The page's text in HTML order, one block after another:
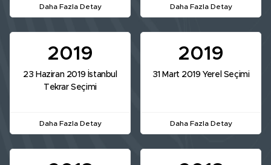
Daha Fazla Detay Daha Fazla Detay
2019
23 Haziran 2019 İstanbul
Tekrar Seçimi
Daha Fazla Detay
2019
31 Mart 2019 Yerel Seçimi
Daha Fazla Detay